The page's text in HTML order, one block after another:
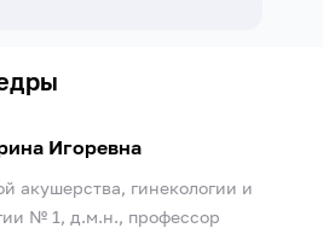
Игоревна
акушерства, гинекологии и
№ 1, д.м.н., профессор